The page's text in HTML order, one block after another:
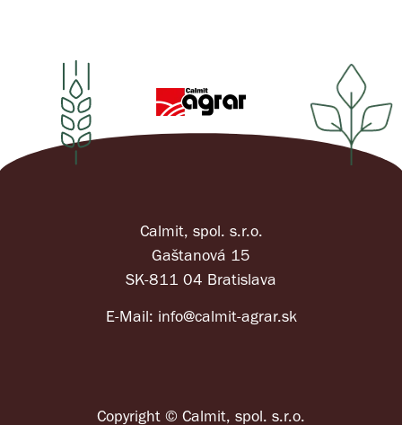
Calmit, spol. s.r.o.
Gaštanová 15
SK-811 04 Bratislava
E-Mail: info@calmit-agrar.sk
Copyright © Calmit, spol. s.r.o.